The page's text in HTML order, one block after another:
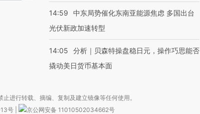
14:59
中东局势催化东南亚能源焦虑 多国出台
光伏新政加速转型
14:05
分析｜贝森特操盘稳日元，操作巧思能否
撬动美日货币基本面
进行转载、摘编、复制及建立镜像等任何使用。
号
京公网安备 11010502034662号